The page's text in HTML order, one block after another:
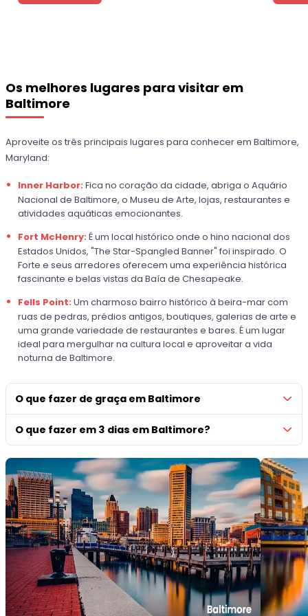
Os melhores lugares para visitar em
Baltimore
Aproveite os três principais lugares para conhecer em Baltimore,
Maryland:
Inner Harbor: Fica no coração da cidade, abriga o Aquário
Nacional de Baltimore, o Museu de Arte, lojas, restaurantes e
atividades aquáticas emocionantes.
Fort McHenry: É um local histórico onde o hino nacional dos
Estados Unidos, "The Star-Spangled Banner" foi inspirado. O
Forte e seus arredores oferecem uma experiência histórica
fascinante e belas vistas da Baía de Chesapeake.
Fells Point: Um charmoso bairro histórico à beira-mar com
ruas de pedras, prédios antigos, boutiques, galerias de arte e
uma grande variedade de restaurantes e bares. É um lugar
ideal para mergulhar na cultura local e aproveitar a vida
noturna de Baltimore.
O que fazer de graça em Baltimore
O que fazer em 3 dias em Baltimore?